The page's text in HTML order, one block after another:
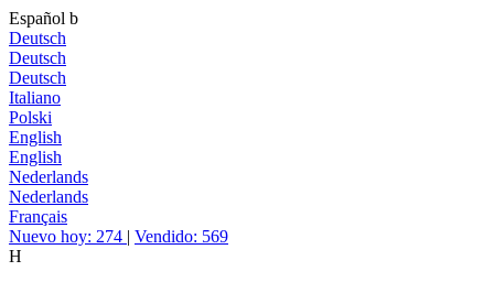
Español b
Deutsch
Deutsch
Deutsch
Italiano
Polski
English
English
Nederlands
Nederlands
Français
Nuevo hoy: 274 | Vendido: 569
H